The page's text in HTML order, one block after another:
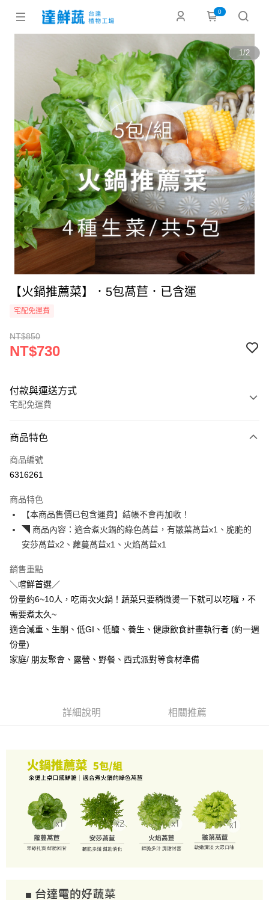
0
1/2
【火鍋推薦菜】．5包萵苣．已含運
宅配免運費
NT$850
NT$730
付款與運送方式
宅配免運費
信用卡一次付款
Apple Pay
運送方式
冷藏宅配
免運費
商品特色
商品編號
6316261
商品特色
【本商品售價已包含運費】結帳不會再加收！
◥ 商品內容：適合煮火鍋的綠色萵苣，有皺葉萵苣x1、脆脆的
安莎萵苣x2、蘿蔓萵苣x1、火焰萵苣x1
銷售重點
＼嚐鮮首選／
份量約6~10人，吃兩次火鍋！蔬菜只要稍微燙一下就可以吃囉，不
需要煮太久~
適合減重、生酮、低GI、低醣、養生、健康飲食計畫執行者 (約一週
份量)
家庭/ 朋友聚會、露營、野餐、西式派對等食材準備
詳細說明 相關推薦